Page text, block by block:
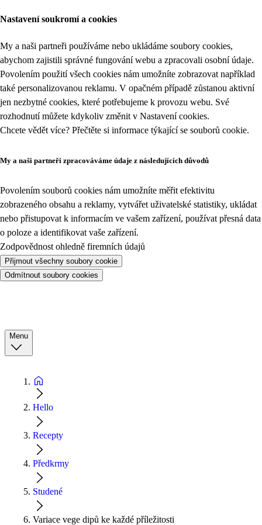
Nastavení soukromí a cookies
My a naši partneři používáme nebo ukládáme soubory cookies,
abychom zajistili správné fungování webu a zpracovali osobní údaje.
Povolením použití všech cookies nám umožníte zobrazovat například
také personalizovanou reklamu. V opačném případě zůstanou aktivní
jen nezbytné cookies, které potřebujeme k provozu webu. Své
rozhodnutí můžete kdykoliv změnit v Nastavení cookies.
Chcete vědět více? Přečtěte si informace týkající se souborů cookie.
My a naši partneři zpracováváme údaje z následujících důvodů
Povolením souborů cookies nám umožníte měřit efektivitu
zobrazeného obsahu a reklamy, vytvářet uživatelské statistiky, ukládat
nebo přistupovat k informacím ve vašem zařízení, používat přesná data
o poloze a identifikovat vaše zařízení.
Zodpovědnost ohledně firemních údajů
Přijmout všechny soubory cookie
Odmítnout soubory cookies
Menu
Hello
Recepty
Předkrmy
Studené
Variace vege dipů ke každé příležitosti